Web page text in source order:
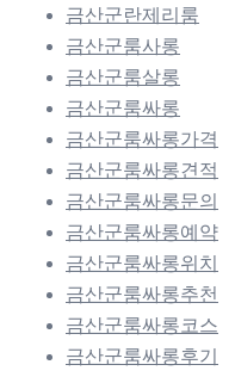
금산군란제리룸
금산군룸사롱
금산군룸살롱
금산군룸싸롱
금산군룸싸롱가격
금산군룸싸롱견적
금산군룸싸롱문의
금산군룸싸롱예약
금산군룸싸롱위치
금산군룸싸롱추천
금산군룸싸롱코스
금산군룸싸롱후기